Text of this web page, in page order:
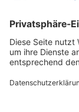
© 2025